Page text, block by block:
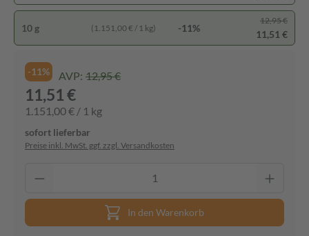
10 g (1.151,00 € / 1 kg) -11%
12,95 €
11,51 €
-11% AVP: 12,95 €
11,51 €
1.151,00 € / 1 kg
sofort lieferbar
Preise inkl. MwSt. ggf. zzgl. Versandkosten
In den Warenkorb